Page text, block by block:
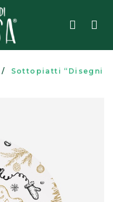
Sottopiatti “Disegni